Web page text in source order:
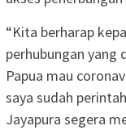
“Kita berharap
perhubungan yang
Papua mau
saya sudah
Jayapura segera